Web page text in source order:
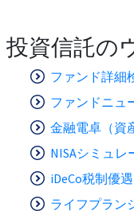
投資信託の
ファンド詳細
ファンドニュ
金融電卓（資
NISAシミュレ
iDeCo税制優
ライフプラン